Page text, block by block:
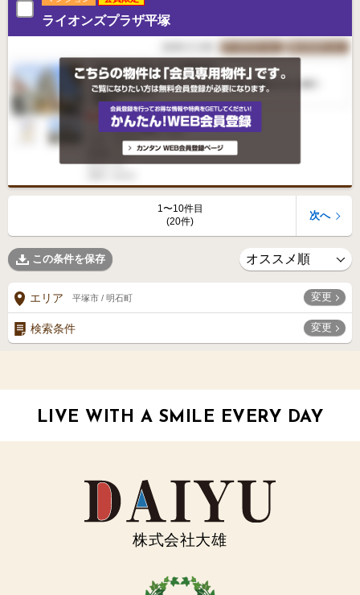
ライオンズプラザ平塚
1〜10件目
(20件)
次へ
この条件を保存
エリア 平塚市 / 明石町 変更
検索条件 変更
LIVE WITH A SMILE EVERY DAY
株式会社大雄